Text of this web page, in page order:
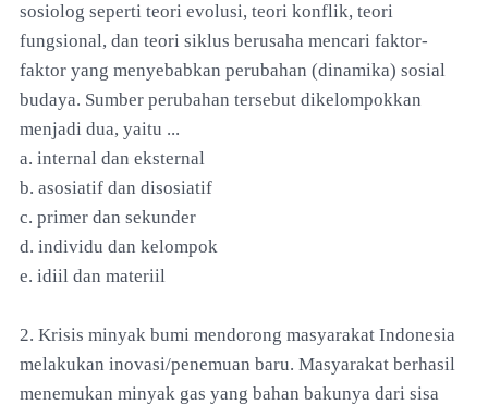
sosiolog seperti teori evolusi, teori konflik, teori
fungsional, dan teori siklus berusaha mencari faktor-
faktor yang menyebabkan perubahan (dinamika) sosial
budaya. Sumber perubahan tersebut dikelompokkan
menjadi dua, yaitu ...
a. internal dan eksternal
b. asosiatif dan disosiatif
c. primer dan sekunder
d. individu dan kelompok
e. idiil dan materiil
2. Krisis minyak bumi mendorong masyarakat Indonesia
melakukan inovasi/penemuan baru. Masyarakat berhasil
menemukan minyak gas yang bahan bakunya dari sisa